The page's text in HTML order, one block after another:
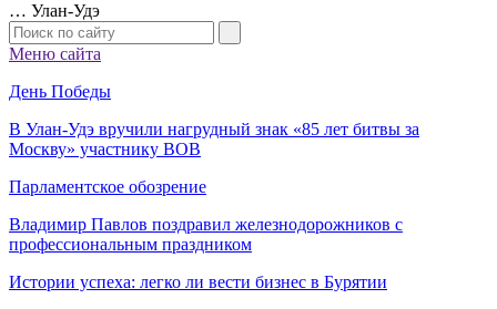
… Улан-Удэ
Меню сайта
День Победы
В Улан-Удэ вручили нагрудный знак «85 лет битвы за
Москву» участнику ВОВ
Парламентское обозрение
Владимир Павлов поздравил железнодорожников с
профессиональным праздником
Истории успеха: легко ли вести бизнес в Бурятии